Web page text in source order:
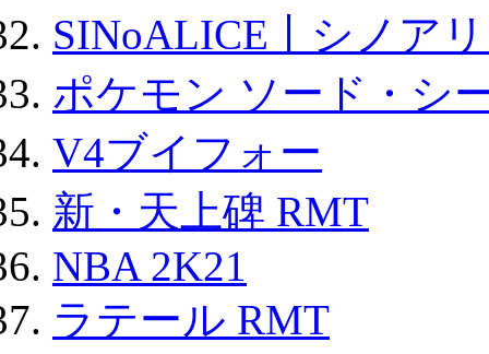
SINoALICE丨シノア
ポケモン ソード・シ
V4ブイフォー
新・天上碑 RMT
NBA 2K21
ラテール RMT